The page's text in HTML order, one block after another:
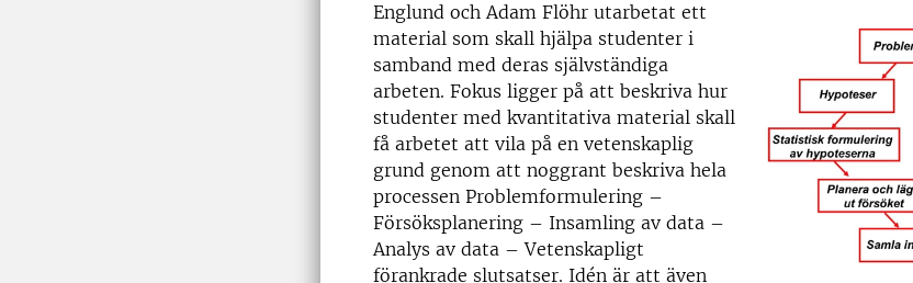
Englund och Adam Flöhr utarbetat ett
material som skall hjälpa studenter i
samband med deras självständiga
arbeten. Fokus ligger på att beskriva hur
studenter med kvantitativa material skall
få arbetet att vila på en vetenskaplig
grund genom att noggrant beskriva hela
processen Problemformulering –
Försöksplanering – Insamling av data –
Analys av data – Vetenskapligt
förankrade slutsatser. Idén är att även